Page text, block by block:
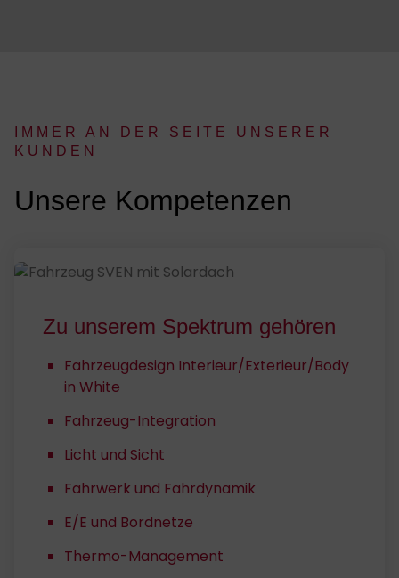
IM­MER AN DER SEI­TE UN­SE­RER
KUN­DEN
:
Un­se­re Kom­pe­ten­zen
Zu un­se­rem Spek­trum ge­hö­ren
Fahrzeugdesign Interieur/Exterieur/Body
in White
Fahrzeug-Integration
Licht und Sicht
Fahrwerk und Fahrdynamik
E/E und Bordnetze
Thermo-Management